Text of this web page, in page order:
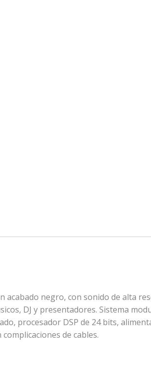
acabado negro, con sonido de alta
DJ y presentadores. Sistema
procesador DSP de 24 bits,
de cables.